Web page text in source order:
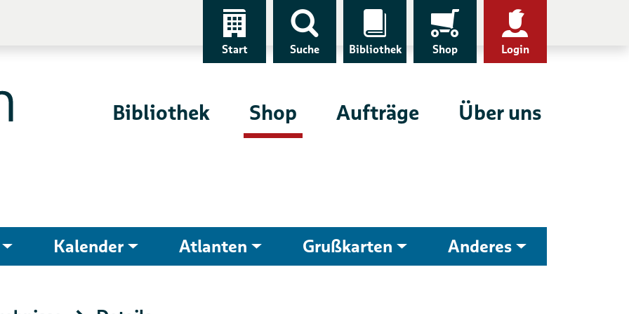
Start Suche Bibliothek Shop Login
Bibliothek Shop Aufträge Über uns
Kalender Atlanten Grußkarten Anderes